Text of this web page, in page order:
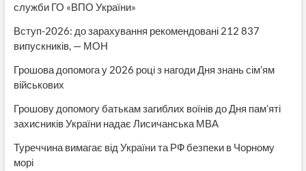
служби ГО «ВПО України»
Вступ-2026: до зарахування рекомендовані 212 837
випускників, — МОН
Грошова допомога у 2026 році з нагоди Дня знань сім’ям
військових
Грошову допомогу батькам загиблих воїнів до Дня пам’яті
захисників України надає Лисичанська МВА
Туреччина вимагає від України та РФ безпеки в Чорному
морі